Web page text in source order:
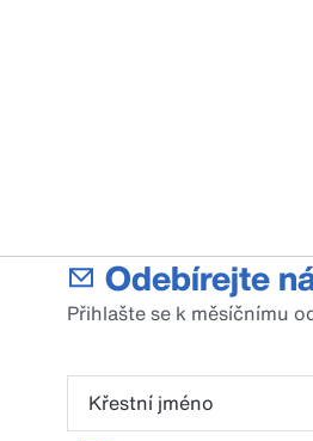
Odebírejte
Přihlašte se k měsíčnímu
Křestní jméno